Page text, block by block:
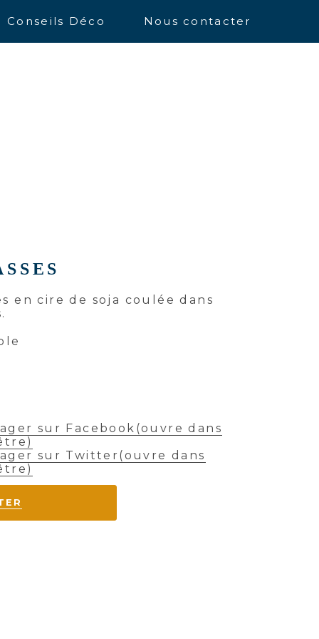
Conseils Déco Nous contacter
en cire de soja coulée dans
sur Facebook(ouvre dans
sur Twitter(ouvre dans